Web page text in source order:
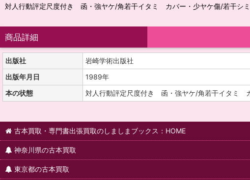
対人行動評定尺度付き 函・強ヤケ/角若干イタミ カバー・少ヤケ傷/若干シ
商品詳細
出版社
岩崎学術出版社
出版年月日
1989年
本の状態
対人行動評定尺度付き 函・強ヤケ/角若干イタミ
古本買取・専門書出張買取のしましまブックス：HOME
神奈川県の古本買取
東京都の古本買取